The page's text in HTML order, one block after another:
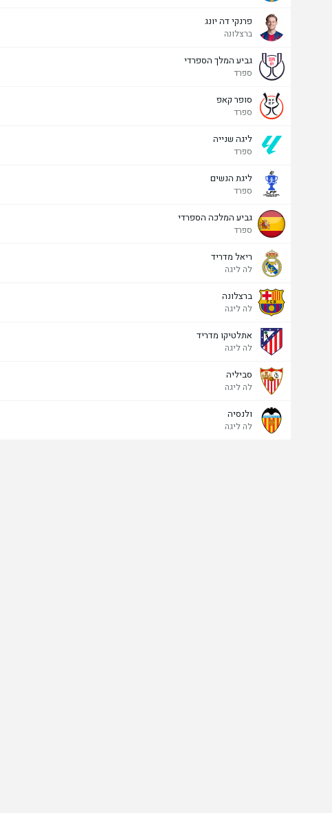
פרנקי דה יונג
ברצלונה
גביע המלך הספרדי
ספרד
סופר קאפ
ספרד
ליגה שנייה
ספרד
ליגת הנשים
ספרד
גביע המלכה הספרדי
ספרד
ריאל מדריד
לה ליגה
ברצלונה
לה ליגה
אתלטיקו מדריד
לה ליגה
סביליה
לה ליגה
ולנסיה
לה ליגה
מעל/מתחת שערים - 90 דק' (2.5)
סה"כ הצבעות 769